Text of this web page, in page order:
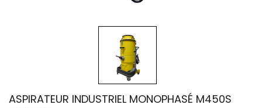
ASPIRATEUR INDUSTRIEL MONOPHASÉ M450S